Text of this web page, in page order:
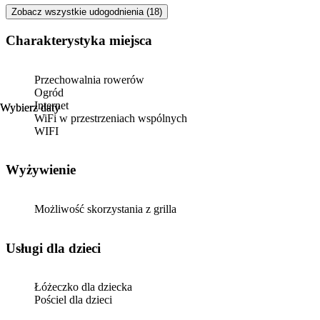
Wybierz daty
Wybierz daty
Zobacz wszystkie udogodnienia (18)
Charakterystyka miejsca
Przechowalnia rowerów
Ogród
Internet
WiFi w przestrzeniach wspólnych
WIFI
Wyżywienie
Możliwość skorzystania z grilla
usługi dla dzieci
Łóżeczko dla dziecka
Pościel dla dzieci